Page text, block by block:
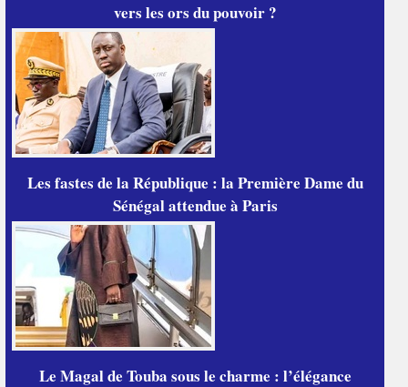
vers les ors du pouvoir ?
Les fastes de la République : la Première Dame du
Sénégal attendue à Paris
Le Magal de Touba sous le charme : l’élégance